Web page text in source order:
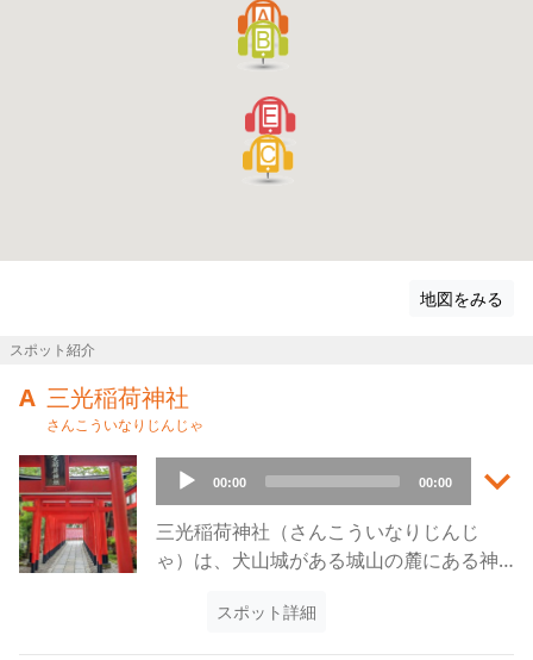
光客も年々増えています。町全体が活性化したことで、昼
も見られる鵜飼や、一年中見られる犬山祭のからくり人形
も好評です。夏には花火大会も行われ、木曽川に浮かべた
地図をみる
スポット紹介
A 三光稲荷神社
さんこういなりじんじゃ
Audio
Player
00:00 00:00 keyboard_arrow_down
三光稲荷神社（さんこういなりじんじ
ゃ）は、犬山城がある城山の麓にある神
り、当初は犬山城内にありましたが、
スポット詳細